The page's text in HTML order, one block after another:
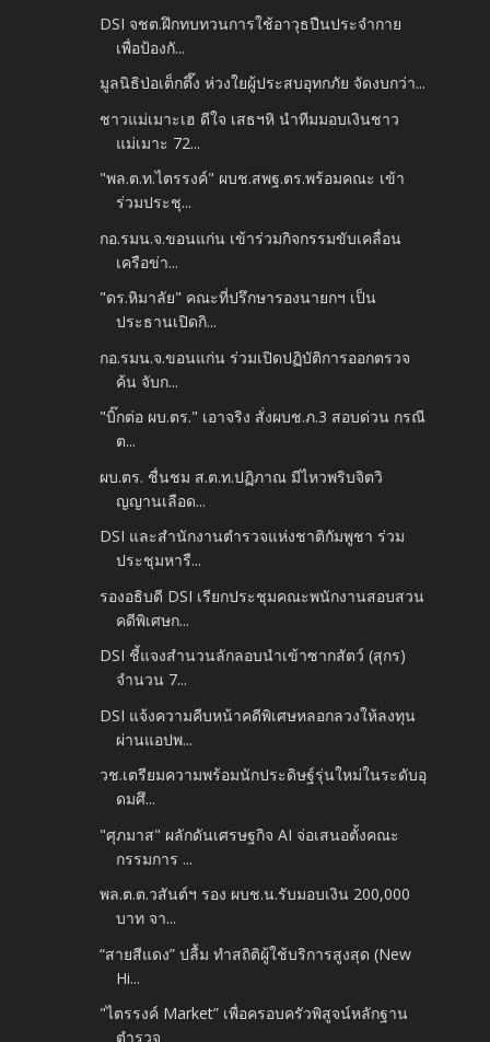
DSI จชต.ฝึกทบทวนการใช้อาวุธปืนประจำกาย
เพื่อป้องกั...
มูลนิธิป่อเต็กตึ๊ง ห่วงใยผู้ประสบอุทกภัย จัดงบกว่า...
ชาวแม่เมาะเฮ ดีใจ เสธฯหิ นำทีมมอบเงินชาว
แม่เมาะ 72...
"พล.ต.ท.ไตรรงค์" ผบช.สพฐ.ตร.พร้อมคณะ เข้า
ร่วมประชุ...
กอ.รมน.จ.ขอนแก่น เข้าร่วมกิจกรรมขับเคลื่อน
เครือข่า...
"ดร.หิมาลัย" คณะที่ปรึกษารองนายกฯ เป็น
ประธานเปิดกิ...
กอ.รมน.จ.ขอนแก่น ร่วมเปิดปฏิบัติการออกตรวจ
ค้น จับก...
"บิ๊กต่อ ผบ.ตร." เอาจริง สั่งผบช.ภ.3 สอบด่วน กรณี
ต...
ผบ.ตร. ชื่นชม ส.ต.ท.ปฏิภาณ มีไหวพริบจิตวิ
ญญานเลือด...
DSI และสำนักงานตำรวจแห่งชาติกัมพูชา ร่วม
ประชุมหารื...
รองอธิบดี DSI เรียกประชุมคณะพนักงานสอบสวน
คดีพิเศษก...
DSI ชี้แจงสำนวนลักลอบนำเข้าซากสัตว์ (สุกร)
จำนวน 7...
DSI แจ้งความคืบหน้าคดีพิเศษหลอกลวงให้ลงทุน
ผ่านแอปพ...
วช.เตรียมความพร้อมนักประดิษฐ์รุ่นใหม่ในระดับอุ
ดมศึ...
"ศุภมาส" ผลักดันเศรษฐกิจ AI จ่อเสนอตั้งคณะ
กรรมการ ...
พล.ต.ต.วสันต์ฯ รอง ผบช.น.รับมอบเงิน 200,000
บาท จา...
“สายสีแดง” ปลื้ม ทำสถิติผู้ใช้บริการสูงสุด (New
Hi...
"ไตรรงค์ Market” เพื่อครอบครัวพิสูจน์หลักฐาน
ตำรวจ